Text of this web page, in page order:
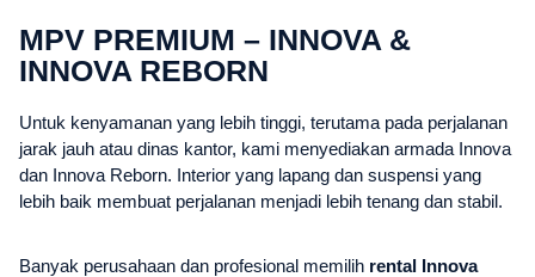
MPV PREMIUM – INNOVA &
INNOVA REBORN
Untuk kenyamanan yang lebih tinggi, terutama pada perjalanan
jarak jauh atau dinas kantor, kami menyediakan armada Innova
dan Innova Reborn. Interior yang lapang dan suspensi yang
lebih baik membuat perjalanan menjadi lebih tenang dan stabil.
Banyak perusahaan dan profesional memilih rental Innova